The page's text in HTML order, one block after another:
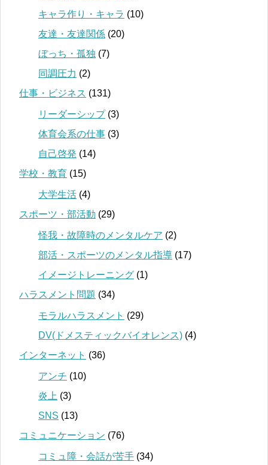
キャラ作り・キャラ (10)
友達・友達関係 (20)
ぼっち・孤独 (7)
同調圧力 (2)
仕事・ビジネス (131)
リーダーシップ(3)
体育会系の仕事 (3)
自己啓発 (14)
学校・教育 (15)
大学生活 (4)
スポーツ・部活動 (29)
怪我・故障時のメンタルケア (2)
部活・スポーツのメンタル指導 (17)
イメージトレーニング (1)
ハラスメント問題 (34)
モラルハラスメント (29)
DV(ドメスティックバイオレンス) (4)
インターネット (36)
アンチ (10)
炎上 (3)
SNS (13)
コミュニケーション (76)
コミュ障・会話が苦手 (34)